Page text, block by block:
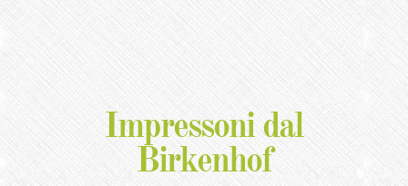
Impressoni dal
Birkenhof